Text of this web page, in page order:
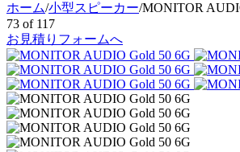
ホーム/小型スピーカー/MONITOR
73 of 117
お見積りフォームへ